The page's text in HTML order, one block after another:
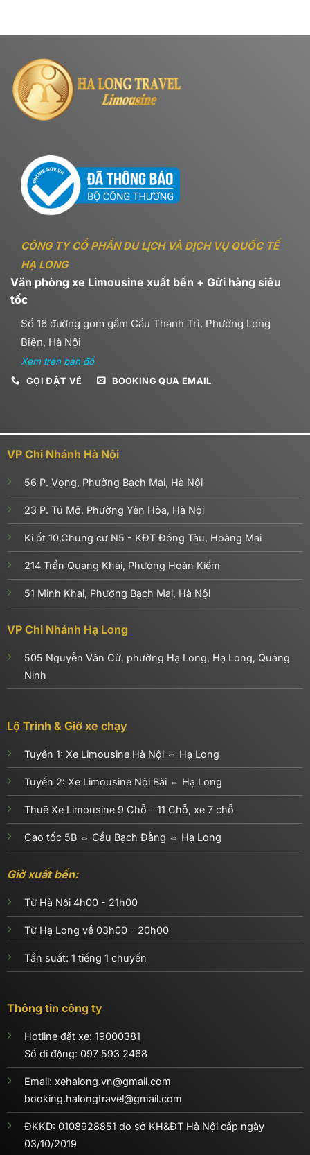
CÔNG TY CỔ PHẦN DU LỊCH VÀ DỊCH VỤ QUỐC TẾ
HẠ LONG
Văn phòng xe Limousine xuất bến + Gửi hàng siêu
tốc
Số 16 đường gom gầm Cầu Thanh Trì, Phường Long
Biên, Hà Nội
Xem trên bản đồ
GỌI ĐẶT VÉ BOOKING QUA EMAIL
VP Chi Nhánh Hà Nội
56 P. Vọng, Phường Bạch Mai, Hà Nội
23 P. Tú Mỡ, Phường Yên Hòa, Hà Nội
Ki ốt 10,Chung cư N5 - KĐT Đồng Tàu, Hoàng Mai
214 Trần Quang Khải, Phường Hoàn Kiếm
51 Minh Khai, Phường Bạch Mai, Hà Nội
VP Chi Nhánh Hạ Long
505 Nguyễn Văn Cừ, phường Hạ Long, Hạ Long, Quảng
Ninh
Lộ Trình & Giờ xe chạy
Tuyến 1: Xe Limousine Hà Nội ⇔ Hạ Long
Tuyến 2: Xe Limousine Nội Bài ⇔ Hạ Long
Thuê Xe Limousine 9 Chỗ – 11 Chỗ, xe 7 chỗ
Cao tốc 5B ⇔ Cầu Bạch Đằng ⇔ Hạ Long
Giờ xuất bến:
Từ Hà Nội 4h00 - 21h00
Từ Hạ Long về 03h00 - 20h00
Tần suất: 1 tiếng 1 chuyến
Thông tin công ty
Hotline đặt xe: 19000381
Số di động: 097 593 2468
Email: xehalong.vn@gmail.com
booking.halongtravel@gmail.com
ĐKKD: 0108928851 do sở KH&ĐT Hà Nội cấp ngày
03/10/2019